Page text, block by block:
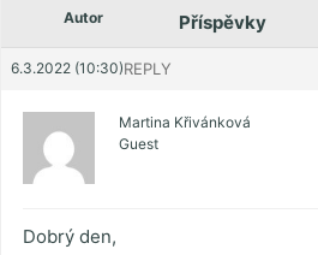
Autor Příspěvky
6.3.2022 (10:30)REPLY
Martina Křivánková
Guest
Dobrý den,